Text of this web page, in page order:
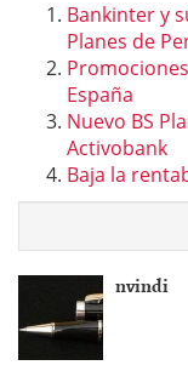
Bankinter y
Planes de
España
Nuevo BS
Activobank
Baja la
nvindi